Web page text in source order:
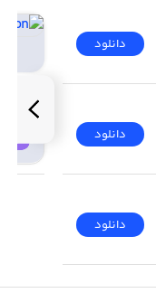
دانلود
دانلود
دانلود